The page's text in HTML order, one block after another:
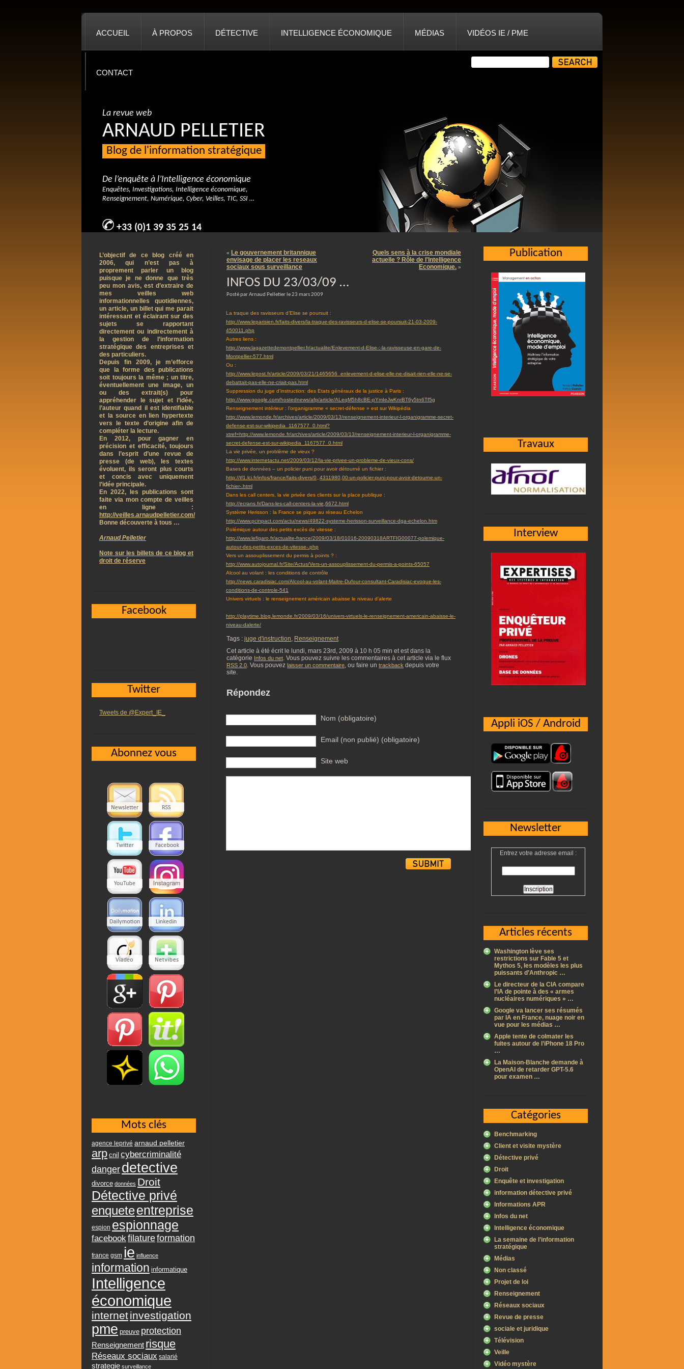
ACCUEIL À PROPOS DÉTECTIVE INTELLIGENCE ÉCONOMIQUE MÉDIAS VIDÉOS IE / PME
CONTACT
La revue web
ARNAUD PELLETIER
Blog de l'information stratégique
De l’enquête à l’Intelligence économique
Enquêtes, Investigations, Intelligence économique,
Renseignement, Numérique, Cyber, Veilles, TIC, SSI …
+33 (0)1 39 35 25 14
« Le gouvernement britannique
envisage de placer les reseaux
sociaux sous surveillance
Quels sens à la crise mondiale
actuelle ? Rôle de l'Intelligence
Economique. »
INFOS DU 23/03/09 …
Posté par Arnaud Pelletier le 23 mars 2009
La traque des ravisseurs d’Elise se poursuit :
http://www.leparisien.fr/faits-divers/la-traque-des-ravisseurs-d-elise-se-poursuit-21-03-2009-
450011.php
Autres liens :
http://www.lagazettedemontpellier.fr/actualite/Enlevement-d-Elise-:-la-ravisseuse-en-gare-de-
Montpellier-577.html
Ou :
http://www.lepost.fr/article/2009/03/21/1465656_enlevement-d-elise-elle-ne-disait-rien-elle-ne-se-
debattait-pas-elle-ne-criait-pas.html
Suppression du juge d’instruction: des Etats généraux de la justice à Paris :
http://www.google.com/hostednews/afp/article/ALeqM5h8cBE-pYmIeJwKnrBT6y5tn6Tf5g
Renseignement intérieur : l’organigramme « secret-défense » est sur Wikipédia
http://www.lemonde.fr/archives/article/2009/03/13/renseignement-interieur-l-organigramme-secret-
defense-est-sur-wikipedia_1167577_0.html?
xtref=http://www.lemonde.fr/archives/article/2009/03/13/renseignement-interieur-l-organigramme-
secret-defense-est-sur-wikipedia_1167577_0.html
La vie privée, un problème de vieux ?
http://www.internetactu.net/2009/03/12/la-vie-privee-un-probleme-de-vieux-cons/
Bases de données – un policier puni pour avoir détourné un fichier :
http://tf1.lci.fr/infos/france/faits-divers/0,,4311980,00-un-policier-puni-pour-avoir-detourne-un-
fichier-.html
Dans les call centers, la vie privée des clients sur la place publique :
http://ecrans.fr/Dans-les-call-centers-la-vie,6672.html
Système Herisson : la France se pique au réseau Echelon
http://www.pcinpact.com/actu/news/49822-systeme-herisson-surveillance-dga-echelon.htm
Polémique autour des petits excès de vitesse :
http://www.lefigaro.fr/actualite-france/2009/03/18/01016-20090318ARTFIG00077-polemique-
autour-des-petits-exces-de-vitesse-.php
Vers un assouplissement du permis à points ? :
http://www.autojournal.fr/Site/Actus/Vers-un-assouplissement-du-permis-a-points-65057
Alcool au volant : les conditions de contrôle
http://news.caradisiac.com/Alcool-au-volant-Maitre-Dufour-consultant-Caradisiac-evoque-les-
conditions-de-controle-541
Univers virtuels : le renseignement américain abaisse le niveau d’alerte
http://playtime.blog.lemonde.fr/2009/03/16/univers-virtuels-le-renseignement-americain-abaisse-le-
niveau-dalerte/
Tags : juge d'instruction, Renseignement
Cet article à été écrit le lundi, mars 23rd, 2009 à 10 h 05 min et est dans la
catégorie Infos du net. Vous pouvez suivre les commentaires à cet article via le flux
RSS 2.0. Vous pouvez laisser un commentaire, ou faire un trackback depuis votre
site.
Répondez
Nom (obligatoire)
Email (non publié) (obligatoire)
Site web
Publication
Travaux
Interview
Appli iOS / Android
Newsletter
Entrez votre adresse email :
Articles récents
Washington lève ses
restrictions sur Fable 5 et
Mythos 5, les modèles les plus
puissants d’Anthropic …
Le directeur de la CIA compare
l’IA de pointe à des « armes
nucléaires numériques » …
Google va lancer ses résumés
par IA en France, nuage noir en
vue pour les médias …
Apple tente de colmater les
fuites autour de l’iPhone 18 Pro
…
La Maison-Blanche demande à
OpenAI de retarder GPT-5.6
pour examen …
Catégories
Benchmarking
Client et visite mystère
Détective privé
Droit
Enquête et investigation
information détective privé
Informations APR
Infos du net
Intelligence économique
La semaine de l’information
stratégique
Médias
Non classé
Projet de loi
Renseignement
Réseaux sociaux
Revue de presse
sociale et juridique
Télévision
Veille
Vidéo mystère
L’objectif de ce blog créé en
2006, qui n’est pas à
proprement parler un blog
puisque je ne donne que très
peu mon avis, est d’extraire de
mes veilles web
informationnelles quotidiennes,
un article, un billet qui me parait
intéressant et éclairant sur des
sujets se rapportant
directement ou indirectement à
la gestion de l’information
stratégique des entreprises et
des particuliers.
Depuis fin 2009, je m’efforce
que la forme des publications
soit toujours la même ; un titre,
éventuellement une image, un
ou des extrait(s) pour
appréhender le sujet et l’idée,
l’auteur quand il est identifiable
et la source en lien hypertexte
vers le texte d’origine afin de
compléter la lecture.
En 2012, pour gagner en
précision et efficacité, toujours
dans l’esprit d’une revue de
presse (de web), les textes
évoluent, ils seront plus courts
et concis avec uniquement
l’idée principale.
En 2022, les publications sont
faite via mon compte de veilles
en ligne :
http://veilles.arnaudpelletier.com/
Bonne découverte à tous …
Arnaud Pelletier
Note sur les billets de ce blog et
droit de réserve
Facebook
Twitter
Tweets de @Expert_IE_
Abonnez vous
Mots clés
agence leprivé arnaud pelletier
arp cnil cybercriminalité
danger detective
divorce données Droit
Détective privé
enqueteentreprise
espion espionnage
facebookfilatureformation
france gsm ie influence
information informatique
Intelligence
économique
internetinvestigation
pme preuve protection
Renseignement risque
Réseaux sociaux salarié
strategie surveillance